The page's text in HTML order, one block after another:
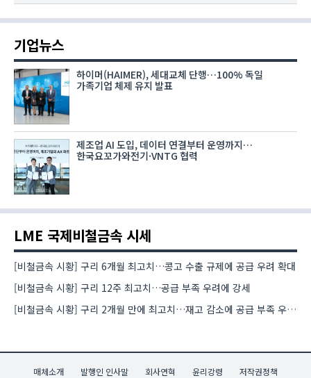
기업뉴스
하이머(HAIMER), 세대교체 단행…100% 독일
가족기업 체제 유지 발표
제조업 AI 도입, 데이터 연결부터 운영까지…
한국요꼬가와전기·VNTG 협력
LME 국제비철금속 시세
[비철금속 시황] 구리 6개월 최고치…콩고 수출 규제에 공급 우려 확대
[비철금속 시황] 구리 12주 최고치…공급 부족 우려에 강세
[비철금속 시황] 구리 2개월 만에 최고치…재고 감소에 공급 부족 우려 확대
매체소개 발행인 인사말 회사연혁 윤리강령
저작권정책